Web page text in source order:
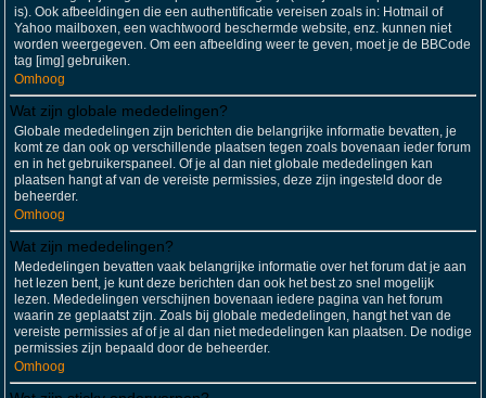
is). Ook afbeeldingen die een authentificatie vereisen zoals in: Hotmail of
Yahoo mailboxen, een wachtwoord beschermde website, enz. kunnen niet
worden weergegeven. Om een afbeelding weer te geven, moet je de BBCode
tag [img] gebruiken.
Omhoog
Wat zijn globale mededelingen?
Globale mededelingen zijn berichten die belangrijke informatie bevatten, je
komt ze dan ook op verschillende plaatsen tegen zoals bovenaan ieder forum
en in het gebruikerspaneel. Of je al dan niet globale mededelingen kan
plaatsen hangt af van de vereiste permissies, deze zijn ingesteld door de
beheerder.
Omhoog
Wat zijn mededelingen?
Mededelingen bevatten vaak belangrijke informatie over het forum dat je aan
het lezen bent, je kunt deze berichten dan ook het best zo snel mogelijk
lezen. Mededelingen verschijnen bovenaan iedere pagina van het forum
waarin ze geplaatst zijn. Zoals bij globale mededelingen, hangt het van de
vereiste permissies af of je al dan niet mededelingen kan plaatsen. De nodige
permissies zijn bepaald door de beheerder.
Omhoog